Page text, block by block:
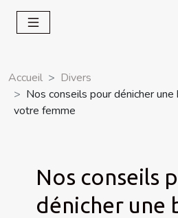
Accueil
Divers
Nos conseils pour dénicher
votre femme
Nos conseils
dénicher une